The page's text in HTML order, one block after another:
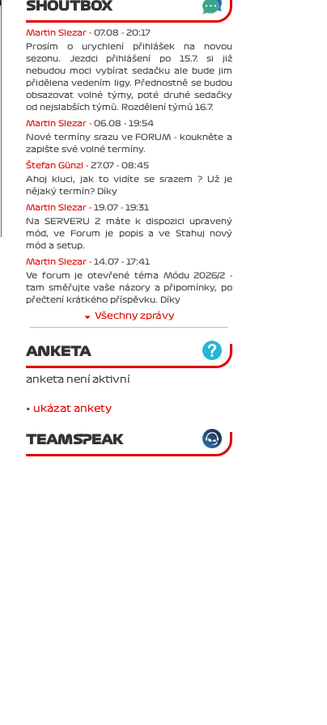
SHOUTBOX
Martin Slezar - 07.08 - 20:17
Prosím o urychlení přihlášek na novou
sezonu. Jezdci přihlášení po 15.7. si již
nebudou moci vybírat sedačku ale bude jim
přidělena vedením ligy. Přednostně se budou
obsazovat volné týmy, poté druhé sedačky
od nejslabších týmů. Rozdělení týmů 16.7.
Martin Slezar - 06.08 - 19:54
Nové termíny srazu ve FORUM - koukněte a
zapište své volné termíny.
Štefan Günzl - 27.07 - 08:45
Ahoj kluci, jak to vidíte se srazem ? Už je
nějaký termín? Díky
Martin Slezar - 19.07 - 19:31
Na SERVERU 2 máte k dispozici upravený
mód, ve Forum je popis a ve Stahuj nový
mód a setup.
Martin Slezar - 14.07 - 17:41
Ve forum je otevřené téma Módu 2026/2 -
tam směřujte vaše názory a připomínky, po
přečtení krátkého příspěvku. Díky
Všechny zprávy
ANKETA
anketa není aktivní
• ukázat ankety
TEAMSPEAK